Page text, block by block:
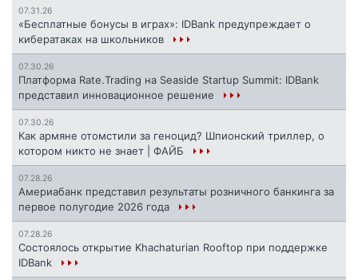
07.31.26
«Бесплатные бонусы в играх»: IDBank предупреждает о
кибератаках на школьников
07.30.26
Платформа Rate.Trading на Seaside Startup Summit: IDBank
представил инновационное решение
07.30.26
Как армяне отомстили за геноцид? Шпионский триллер, о
котором никто не знает | ФАЙБ
07.28.26
Америабанк представил результаты розничного банкинга за
первое полугодие 2026 года
07.28.26
Состоялось открытие Khachaturian Rooftop при поддержке
IDBank